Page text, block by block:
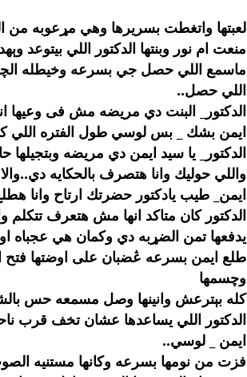
لعبتها واتغطت بسريرها وهي مړعوبه من
منعت ام نور وبنتها الدكتور اللي بيتوعد
ماسمع اللي حصل جي بسرعه وخيطله
اللي حصل..
الدكتور_ البنت دي مريضه مش فى وعيها
ايمن بشك _ بس لوسي طول الفتره اللي
الدكتور_ يا سيد ايمن دي مريضه
واللي حوليك وانا هتصرف بالحكايه
ايمن_ طيب يادكتور حضرتك ارتاح وانا
الدكتور كان متاكد انها مش هتعرف تتكلم
يدفعها تمن الضړبه دي وكمان هي عجباه
طلع ايمن بسرعه ڠضبان على اوضتها
وچسمها
كله بېترعش وانينها وصل مسمعه حس
الدكتور اللي يساعدها عشان تخف قرب
ايمن _ لوسي..
فزت من نومها بسرعه وكانها مستنيه